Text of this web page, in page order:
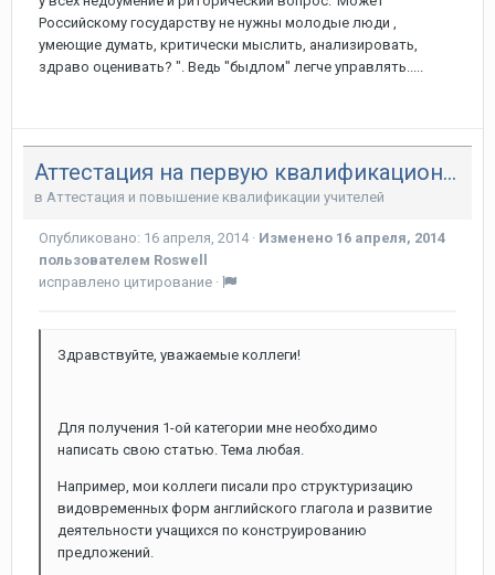
Российскому государству не нужны молодые люди ,
умеющие думать, критически мыслить, анализировать,
здраво оценивать? ". Ведь "быдлом" легче управлять.....
Аттестация на первую квалификационную категорию.
в Аттестация и повышение квалификации учителей
Опубликовано: 16 апреля, 2014· Изменено 16 апреля, 2014
пользователем Roswell
исправлено цитирование ·
Здравствуйте, уважаемые коллеги!
Для получения 1-ой категории мне необходимо
написать свою статью. Тема любая.
Например, мои коллеги писали про структуризацию
видовременных форм английского глагола и развитие
деятельности учащихся по конструированию
предложений.